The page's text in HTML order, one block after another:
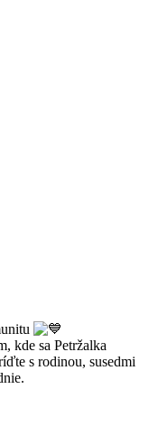
kde sa Petržalka
s rodinou, susedmi